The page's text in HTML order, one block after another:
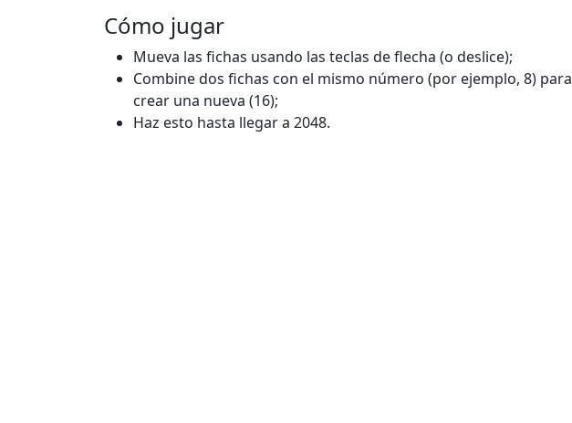
Cómo jugar
Mueva las fichas usando las teclas de flecha (o deslice);
Combine dos fichas con el mismo número (por ejemplo, 8) para
crear una nueva (16);
Haz esto hasta llegar a 2048.